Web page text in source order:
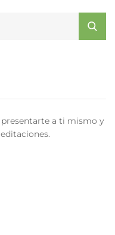
presentarte a ti mismo y